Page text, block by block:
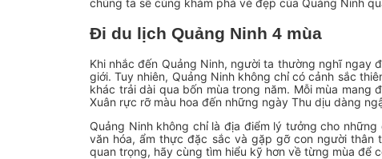
chúng ta sẽ cùng khám phá vẻ đẹp của Quảng Ninh
Đi du lịch Quảng Ninh 4 mùa
Khi nhắc đến Quảng Ninh, người ta thường nghĩ ngay
giới. Tuy nhiên, Quảng Ninh không chỉ có cảnh sắc
khác trải dài qua bốn mùa trong năm. Mỗi mùa
Xuân rực rỡ màu hoa đến những ngày Thu dịu dàng
Quảng Ninh không chỉ là địa điểm lý tưởng cho
văn hóa, ẩm thực đặc sắc và gặp gỡ con người
quan trọng, hãy cùng tìm hiểu kỹ hơn về từng mùa để